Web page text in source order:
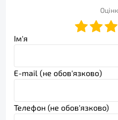
Ім'я
E-mail (не обов'язково)
Телефон (не обов'язково)